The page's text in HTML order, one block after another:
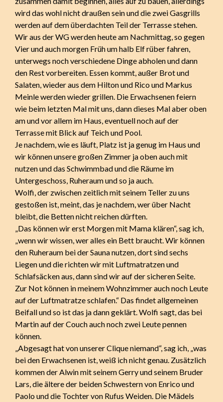
wird das wohl nicht draußen sein und die zwei Gasgrills
werden auf dem überdachten Teil der Terrasse stehen.
Wir aus der WG werden heute am Nachmittag, so gegen
Vier und auch morgen Früh um halb Elf rüber fahren,
unterwegs noch verschiedene Dinge abholen und dann
den Rest vorbereiten. Essen kommt, außer Brot und
Salaten, wieder aus dem Hilton und Rico und Markus
Meinle werden wieder grillen. Die Erwachsenen feiern
wie beim letzten Mal mit uns, dann dieses Mal aber oben
am und vor allem im Haus, eventuell noch auf der
Terrasse mit Blick auf Teich und Pool.
Je nachdem, wie es läuft, Platz ist ja genug im Haus und
wir können unsere großen Zimmer ja oben auch mit
nutzen und das Schwimmbad und die Räume im
Untergeschoss, Ruheraum und so ja auch.
Wolfi, der zwischen zeitlich mit seinem Teller zu uns
gestoßen ist, meint, das je nachdem, wer über Nacht
bleibt, die Betten nicht reichen dürften.
„Das können wir erst Morgen mit Mama klären“, sag ich,
„wenn wir wissen, wer alles ein Bett braucht. Wir können
den Ruheraum bei der Sauna nutzen, dort sind sechs
Liegen und die richten wir mit Luftmatratzen und
Schlafsäcken aus, dann sind wir auf der sicheren Seite.
Zur Not können in meinem Wohnzimmer auch noch Leute
auf der Luftmatratze schlafen.“ Das findet allgemeinen
Beifall und so ist das ja dann geklärt. Wolfi sagt, das bei
Martin auf der Couch auch noch zwei Leute pennen
können.
„Abgesagt hat von unserer Clique niemand“, sag ich, „was
bei den Erwachsenen ist, weiß ich nicht genau. Zusätzlich
kommen der Alwin mit seinem Gerry und seinem Bruder
Lars, die ältere der beiden Schwestern von Enrico und
Paolo und die Tochter von Rufus Weiden. Die Mädels